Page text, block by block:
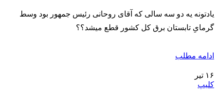
یادتونه یه دو سه سالی که آقای روحانی رئیس جمهور بود وسط
گرمایِ تابستان برق کل کشور قطع میشد؟؟
ادامه مطلب
۱۶ تیر
کلیپ